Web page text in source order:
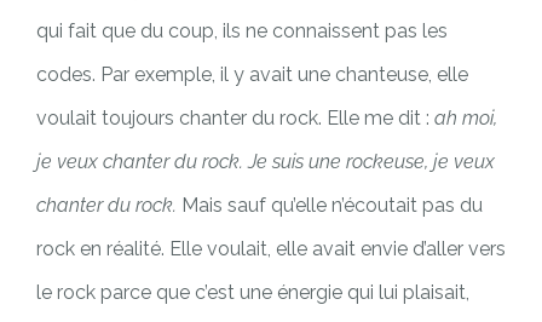
qui fait que du coup, ils ne connaissent pas les
codes. Par exemple, il y avait une chanteuse, elle
voulait toujours chanter du rock. Elle me dit : ah moi,
je veux chanter du rock. Je suis une rockeuse, je veux
chanter du rock. Mais sauf qu’elle n’écoutait pas du
rock en réalité. Elle voulait, elle avait envie d’aller vers
le rock parce que c’est une énergie qui lui plaisait,